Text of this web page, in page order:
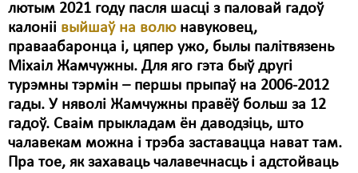
лютым 2021 году пасля шасці з паловай гадоў
калоніі выйшаў на волюнавуковец,
праваабаронца і, цяпер ужо, былы палітвязень
Міхаіл Жамчужны. Для яго гэта быў другі
турэмны тэрмін – першы прыпаў на 2006-2012
гады. У няволі Жамчужны правёў больш за 12
гадоў. Сваім прыкладам ён даводзіць, што
чалавекам можна і трэба заставацца нават там.
Пра тое, як захаваць чалавечнасць і адстойваць